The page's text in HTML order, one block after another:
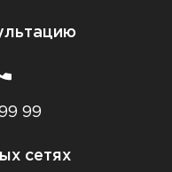
99
сетях